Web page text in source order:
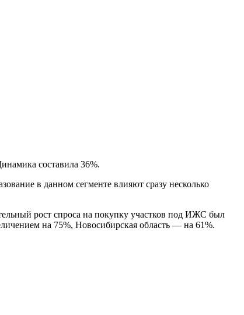
составила 36%.
в данном сегменте влияют сразу несколько
рост спроса на покупку участков под ИЖС был
на 75%, Новосибирская область — на 61%.